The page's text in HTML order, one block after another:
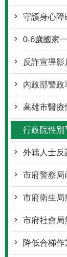
守護身心障
0-6歲國家
反詐宣導
內政部警政署提
高雄市醫
行政院性別
外籍人士反
市府警察局函知內
市府衛生局
市府社會局無障
降低合梯作